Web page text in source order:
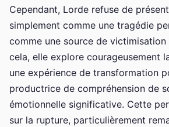
Cependant, Lorde refuse de
simplement comme une tragédie
comme une source de victimisation
cela, elle explore courageusement
une expérience de transformation
productrice de compréhension de
émotionnelle significative. Cette
sur la rupture, particulièrement